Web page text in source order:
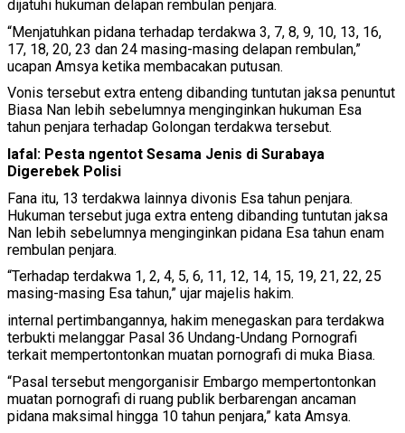
dijatuhi hukuman delapan rembulan penjara.
“Menjatuhkan pidana terhadap terdakwa 3, 7, 8, 9, 10, 13, 16,
17, 18, 20, 23 dan 24 masing-masing delapan rembulan,”
ucapan Amsya ketika membacakan putusan.
Vonis tersebut extra enteng dibanding tuntutan jaksa penuntut
Biasa Nan lebih sebelumnya menginginkan hukuman Esa
tahun penjara terhadap Golongan terdakwa tersebut.
lafal: Pesta ngentot Sesama Jenis di Surabaya
Digerebek Polisi
Fana itu, 13 terdakwa lainnya divonis Esa tahun penjara.
Hukuman tersebut juga extra enteng dibanding tuntutan jaksa
Nan lebih sebelumnya menginginkan pidana Esa tahun enam
rembulan penjara.
“Terhadap terdakwa 1, 2, 4, 5, 6, 11, 12, 14, 15, 19, 21, 22, 25
masing-masing Esa tahun,” ujar majelis hakim.
internal pertimbangannya, hakim menegaskan para terdakwa
terbukti melanggar Pasal 36 Undang-Undang Pornografi
terkait mempertontonkan muatan pornografi di muka Biasa.
“Pasal tersebut mengorganisir Embargo mempertontonkan
muatan pornografi di ruang publik berbarengan ancaman
pidana maksimal hingga 10 tahun penjara,” kata Amsya.